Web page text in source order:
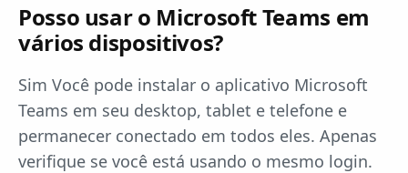
Posso usar o Microsoft Teams em
vários dispositivos?
Sim Você pode instalar o aplicativo Microsoft
Teams em seu desktop, tablet e telefone e
permanecer conectado em todos eles. Apenas
verifique se você está usando o mesmo login.